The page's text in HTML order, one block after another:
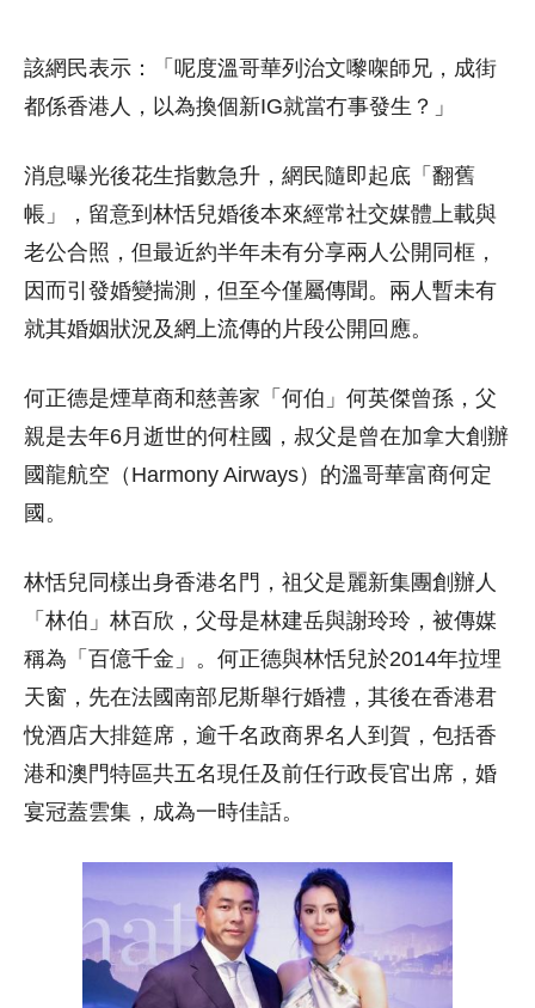
該網民表示：「呢度溫哥華列治文嚟㗎師兄，成街
都係香港人，以為換個新IG就當冇事發生？」
消息曝光後花生指數急升，網民隨即起底「翻舊
帳」，留意到林恬兒婚後本來經常社交媒體上載與
老公合照，但最近約半年未有分享兩人公開同框，
因而引發婚變揣測，但至今僅屬傳聞。兩人暫未有
就其婚姻狀況及網上流傳的片段公開回應。
何正德是煙草商和慈善家「何伯」何英傑曾孫，父
親是去年6月逝世的何柱國，叔父是曾在加拿大創辦
國龍航空（Harmony Airways）的溫哥華富商何定
國。
林恬兒同樣出身香港名門，祖父是麗新集團創辦人
「林伯」林百欣，父母是林建岳與謝玲玲，被傳媒
稱為「百億千金」。何正德與林恬兒於2014年拉埋
天窗，先在法國南部尼斯舉行婚禮，其後在香港君
悅酒店大排筵席，逾千名政商界名人到賀，包括香
港和澳門特區共五名現任及前任行政長官出席，婚
宴冠蓋雲集，成為一時佳話。